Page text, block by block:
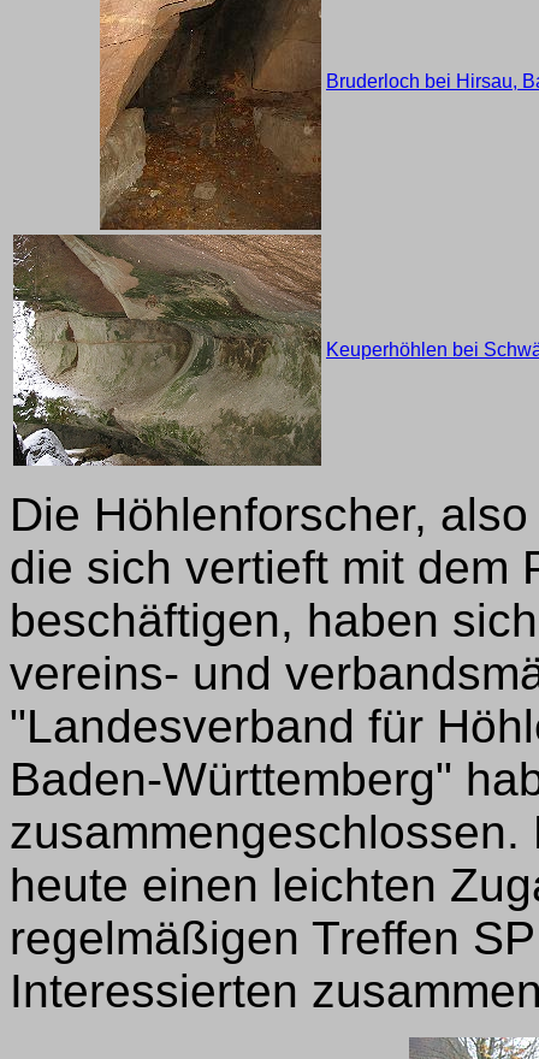
Bruderloch bei Hirsau,
Keuperhöhlen bei
Die Höhlenforscher,
die sich vertieft mit dem
beschäftigen, haben
vereins- und
"Landesverband für
Baden-Württemberg"
heute einen leichten
regelmäßigen Treffen
Interessierten